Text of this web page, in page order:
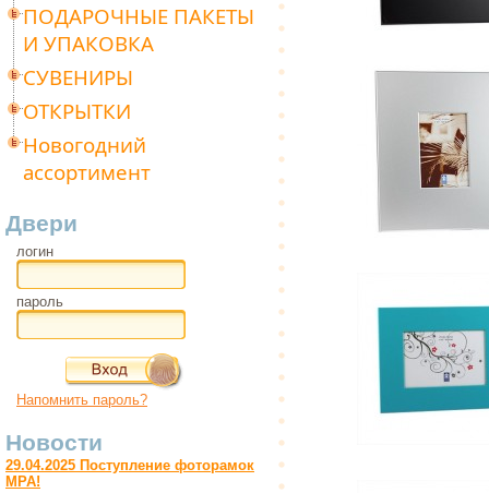
ПОДАРОЧНЫЕ ПАКЕТЫ
И УПАКОВКА
СУВЕНИРЫ
ОТКРЫТКИ
Новогодний
ассортимент
Двери
логин
пароль
Напомнить пароль?
Новости
29.04.2025 Поступление фоторамок
МРА!